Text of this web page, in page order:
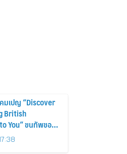
มเปญ “Discover
British
You” ขนทัพของ
ฮิตจากสหราช
รงถึงมือตั้งแต่วัน